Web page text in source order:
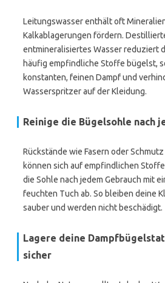
Leitungswasser enthält oft
Kalkablagerungen fördern.
entmineralisiertes Wasser reduziert
häufig empfindliche Stoffe bügelst,
konstanten, feinen Dampf und
Wasserspritzer auf der Kleidung.
Reinige die Bügelsohle nach
Rückstände wie Fasern oder
können sich auf empfindlichen
die Sohle nach jedem Gebrauch mit
feuchten Tuch ab. So bleiben deine
sauber und werden nicht beschädigt.
Lagere deine
sicher